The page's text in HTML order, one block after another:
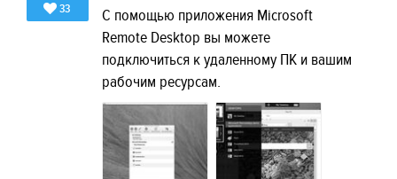
33
С помощью приложения Microsoft
Remote Desktop вы можете
подключиться к удаленному ПК и вашим
рабочим ресурсам.